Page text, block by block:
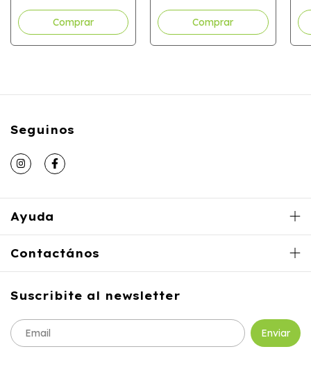
Seguinos
Ayuda
Contactános
Suscribite al newsletter